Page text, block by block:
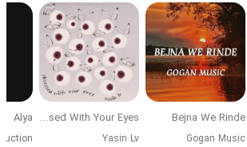
Bejna We Rinde
Gogan Music
Obsessed With Your Eyes
Yasin Lv
Alya